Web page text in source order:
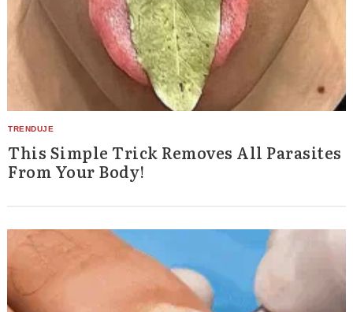
This Simple Trick Removes All Parasites
From Your Body!